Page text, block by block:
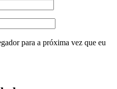
para a próxima vez que eu